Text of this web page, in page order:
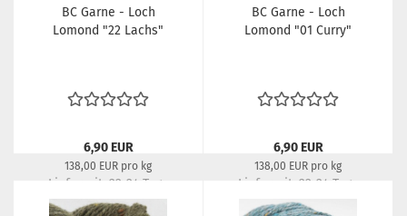
BC Garne - Loch
Lomond "22 Lachs"
6,90 EUR
138,00 EUR pro kg
Lieferzeit: 22-24 Tage
BC Garne - Loch
Lomond "01 Curry"
6,90 EUR
138,00 EUR pro kg
Lieferzeit: 22-24 Tage